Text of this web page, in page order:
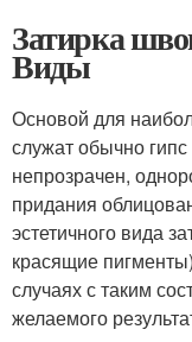
Затирка
Виды
Основой для
служат обычно
непрозрачен,
придания
эстетичного вида
красящие
случаях с таким
желаемого